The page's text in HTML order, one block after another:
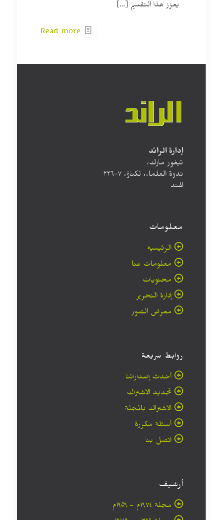
يعزز هذا التقسيم […]
Read more
إدارة الرائد
تيغور مارك،
ندوة العلماء، لكناؤ، ۲۲٦۰۰۷
الهند
معلومات
الرئيسية
معلومات عنا
محتويات
إدارة التحرير
معرض الصور
روابط سريعة
أحدث إصداراتنا
تجديد الاشتراك
الاشتراك بالمجلة
أسئلة مكررة
اتصل بنا
أرشيف
مجلة ۱۹۷٤م - ١٩٥٩م